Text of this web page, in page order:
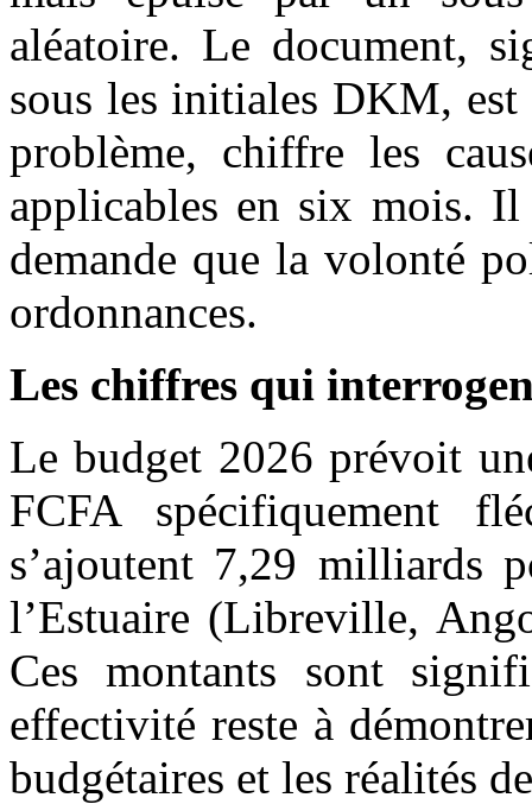
aléatoire. Le document,
sous les initiales DKM,
problème, chiffre les
applicables en six mois.
demande que la volonté
ordonnances.
Les chiffres qui
Le budget 2026 prévoit
FCFA spécifiquement
s’ajoutent 7,29 milliards
l’Estuaire (Libreville,
Ces montants sont
effectivité reste à
budgétaires et les réalités